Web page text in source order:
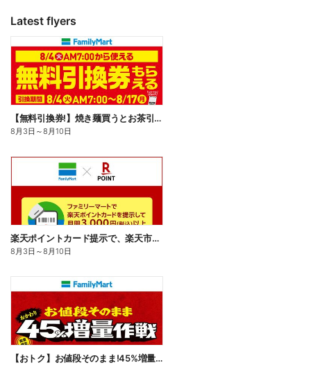
Latest flyers
【無料引換券!】焼き麺買うとお茶引換券貰える!
8月3日 ～8月10日
楽天ポイントカード提示で、楽天市場でのお買い物がおトクに!
8月3日 ～8月10日
【おトク】お値段そのまま!45%増量作戦!